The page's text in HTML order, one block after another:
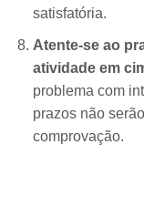
satisfatória.
Atente-se ao
atividade em
problema com
prazos não
comprovação.